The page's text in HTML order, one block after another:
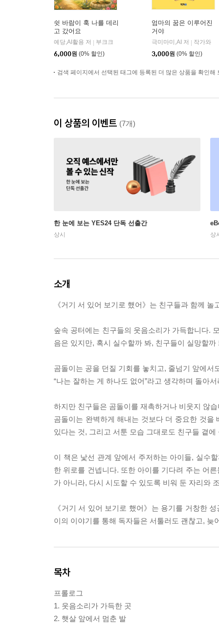
쉿 바람이 훅 나를 데리
고 갔어요
예당,AI활용 저 | 부크크
6,000원 (0% 할인)
엄마의 꿈은 이루어진
거야
극미마미,AI 저 | 작가와
3,000원 (0% 할인)
검색 페이지에서 선택된 태그에 등록된 더 많은 상품을 확인해
이 상품의 이벤트 (7개)
한 눈에 보는 YES24 단독 선출간
상시 상
소개
《거기 서 있어 보기로 했어》는 친구들과 함께
숲속 공터에는 친구들의 웃음소리가 가득합니다.
음은 있지만, 혹시 실수할까 봐, 친구들이 실망할
곰돌이는 공을 던질 기회를 놓치고, 줄넘기 앞에
“나는 잘하는 게 하나도 없어”라고 생각하며 돌아
하지만 친구들은 곰돌이를 재촉하거나 비웃지 않
곰돌이는 완벽하게 해내는 것보다 더 중요한 것
있다는 것, 그리고 서툰 모습 그대로도 친구들 곁
이 책은 낯선 관계 앞에서 주저하는 아이들, 실수
한 위로를 건넵니다. 또한 아이를 기다려 주는 어
가 아니라, 다시 시도할 수 있도록 비워 둔 자리와
《거기 서 있어 보기로 했어》는 용기를 거창한
이의 이야기를 통해 독자들은 서툴러도 괜찮고,
목차
프롤로그
1. 웃음소리가 가득한 곳
2. 햇살 앞에서 멈춘 발